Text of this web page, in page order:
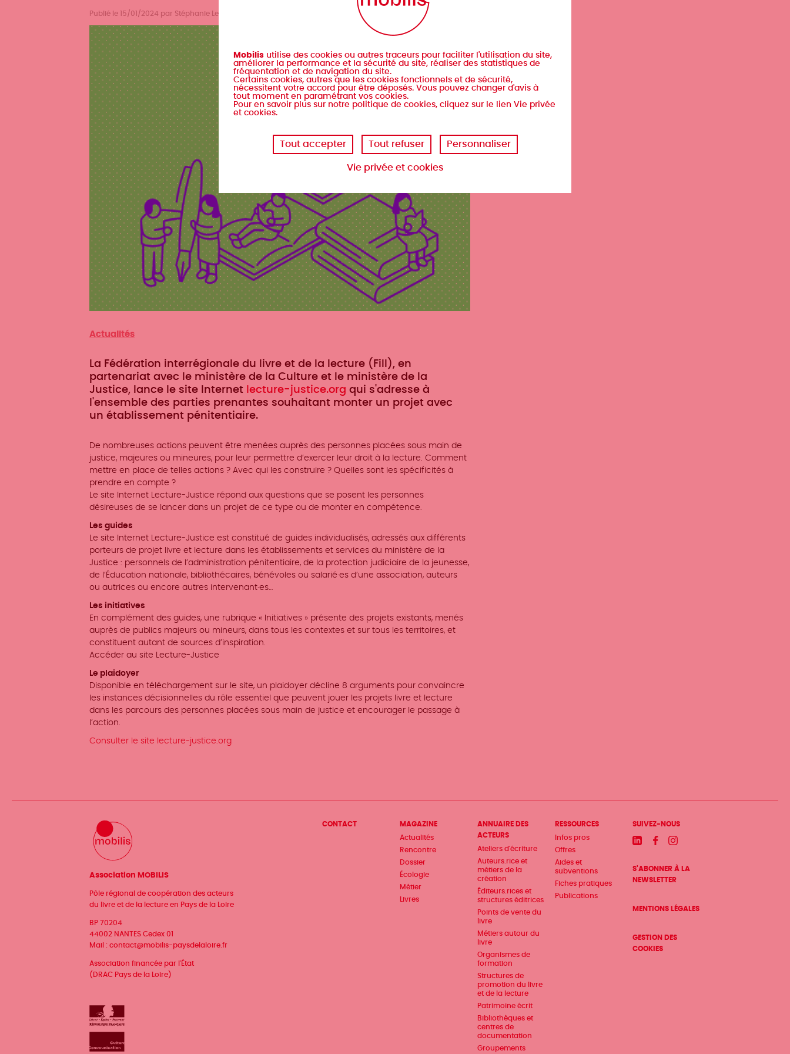
Publié le 15/01/2024 par Stéphanie Lechêne
Catégorie
Actualités
La Fédération interrégionale du livre et de la lecture (Fill), en
partenariat avec le ministère de la Culture et le ministère de la
Justice, lance le site Internet
lecture-justice.org qui s'adresse à
l'ensemble des parties prenantes souhaitant monter un projet avec
un établissement pénitentiaire.
De nombreuses actions peuvent être menées auprès des personnes placées sous main de
justice, majeures ou mineures, pour leur permettre d’exercer leur droit à la lecture. Comment
mettre en place de telles actions ? Avec qui les construire ? Quelles sont les spécificités à
prendre en compte ?
Le site Internet Lecture-Justice répond aux questions que se posent les personnes
désireuses de se lancer dans un projet de ce type ou de monter en compétence.
Les guides
Le site Internet Lecture-Justice est constitué de guides individualisés, adressés aux différents
porteurs de projet livre et lecture dans les établissements et services du ministère de la
Justice : personnels de l’administration pénitentiaire, de la protection judiciaire de la jeunesse,
de l’Éducation nationale, bibliothécaires, bénévoles ou salarié·es d’une association, auteurs
ou autrices ou encore autres intervenant·es…
Les initiatives
En complément des guides, une rubrique « Initiatives » présente des projets existants, menés
auprès de publics majeurs ou mineurs, dans tous les contextes et sur tous les territoires, et
constituent autant de sources d’inspiration.
Accéder au site Lecture-Justice
Le plaidoyer
Disponible en téléchargement sur le site, un plaidoyer décline 8 arguments pour convaincre
les instances décisionnelles du rôle essentiel que peuvent jouer les projets livre et lecture
dans les parcours des personnes placées sous main de justice et encourager le passage à
l’action.
Consulter le site lecture-justice.org
Association MOBILIS
Pôle régional de coopération des acteurs
du livre et de la lecture en Pays de la Loire
BP 70204
44002 NANTES Cedex 01
Mail : contact@mobilis-paysdelaloire.fr
Association financée par l'État
(DRAC Pays de la Loire)
Menu
CONTACT
MAGAZINE
Actualités
Rencontre
Dossier
Écologie
Métier
Livres
ANNUAIRE DES
ACTEURS
Ateliers d'écriture
Auteurs.rice et
métiers de la
création
Éditeurs.rices et
structures éditrices
Points de vente du
livre
Métiers autour du
livre
Organismes de
formation
Structures de
promotion du livre
et de la lecture
Patrimoine écrit
Bibliothèques et
centres de
documentation
Groupements
RESSOURCES
Infos pros
Offres
Aides et
subventions
Fiches pratiques
Publications
SUIVEZ-NOUS
LinkedinFacebookInstagram
S'ABONNER À LA
NEWSLETTER
MENTIONS LÉGALES
GESTION DES
COOKIES
Mobilis utilise des cookies ou autres traceurs pour faciliter l'utilisation du site,
améliorer la performance et la sécurité du site, réaliser des statistiques de
fréquentation et de navigation du site.
Certains cookies, autres que les cookies fonctionnels et de sécurité,
nécessitent votre accord pour être déposés. Vous pouvez changer d'avis à
tout moment en paramétrant vos cookies.
Pour en savoir plus sur notre politique de cookies, cliquez sur le lien Vie privée
et cookies.
Tout accepter Tout refuser Personnaliser
Vie privée et cookies